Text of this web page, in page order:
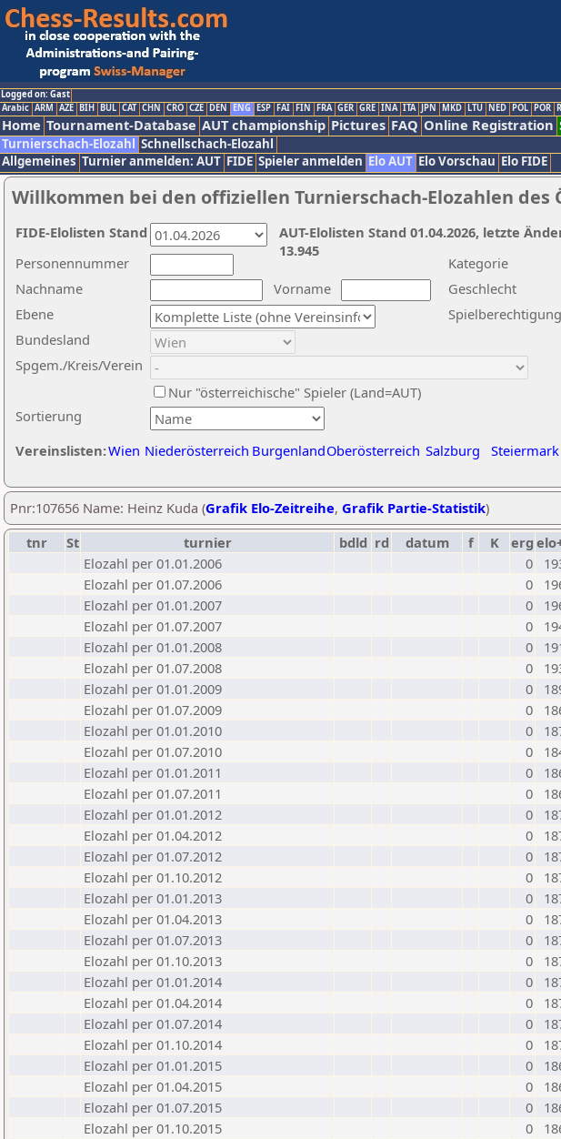
Logged on: Gast
Arabic ARM AZE BIH BUL CAT CHN CRO CZE DEN ENG ESP FAI FIN FRA GER GRE INA ITA JPN MKD LTU NED POL POR
Home Tournament-Database AUT championship Pictures FAQ Online Registration
Turnierschach-Elozahl Schnellschach-Elozahl
Allgemeines Turnier anmelden: AUT FIDE Spieler anmelden Elo AUT Elo Vorschau Elo FIDE
Willkommen bei den offiziellen Turnierschach-Elozahlen des
Nachname
Vorname
Ebene
Kategorie
Sortierung
Personennummer
Bundesland
Spgem./Kreis/Verein
Geschlecht
Nur "österreichische" Spieler (Land=AUT)
Spielberechtigung
Vereinslisten:Wien Niederösterreich BurgenlandOberösterreich Salzburg Steiermark
AUT-Elolisten Stand 01.04.2026, letzte
13.945
FIDE-Elolisten Stand
Pnr:107656 Name: Heinz Kuda (Grafik Elo-Zeitreihe, Grafik Partie-Statistik)
tnr
St turnier bdld rd datum f K erg
Elozahl per 01.01.2006
0
Elozahl per 01.07.2006
0
Elozahl per 01.01.2007
0
Elozahl per 01.07.2007
0
Elozahl per 01.01.2008
0
Elozahl per 01.07.2008
0
Elozahl per 01.01.2009
0
Elozahl per 01.07.2009
0
Elozahl per 01.01.2010
0
Elozahl per 01.07.2010
0
Elozahl per 01.01.2011
0
Elozahl per 01.07.2011
0
Elozahl per 01.01.2012
0
Elozahl per 01.04.2012
0
Elozahl per 01.07.2012
0
Elozahl per 01.10.2012
0
Elozahl per 01.01.2013
0
Elozahl per 01.04.2013
0
Elozahl per 01.07.2013
0
Elozahl per 01.10.2013
0
Elozahl per 01.01.2014
0
Elozahl per 01.04.2014
0
Elozahl per 01.07.2014
0
Elozahl per 01.10.2014
0
Elozahl per 01.01.2015
0
Elozahl per 01.04.2015
0
Elozahl per 01.07.2015
0
Elozahl per 01.10.2015
0